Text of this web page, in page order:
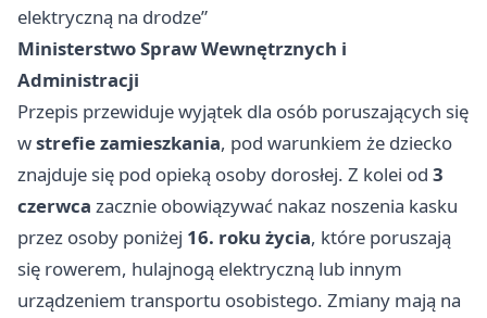
elektryczną na drodze”
Ministerstwo Spraw Wewnętrznych i
Administracji
Przepis przewiduje wyjątek dla osób poruszających się
wstrefie zamieszkania, pod warunkiem że dziecko
znajduje się pod opieką osoby dorosłej. Z kolei od 3
czerwca zacznie obowiązywać nakaz noszenia kasku
przez osoby poniżej 16. roku życia, które poruszają
się rowerem, hulajnogą elektryczną lub innym
urządzeniem transportu osobistego. Zmiany mają na